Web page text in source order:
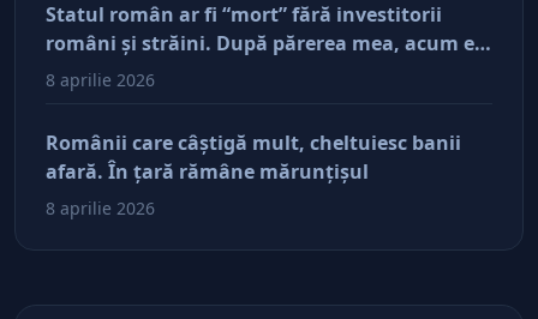
Statul român ar fi “mort” fără investitorii
români şi străini. După părerea mea, acum e
doar pe perfuzii şi încă nu face diferenţa între
8 aprilie 2026
Românii care câştigă mult, cheltuiesc banii
afară. În ţară rămâne mărunţişul
8 aprilie 2026